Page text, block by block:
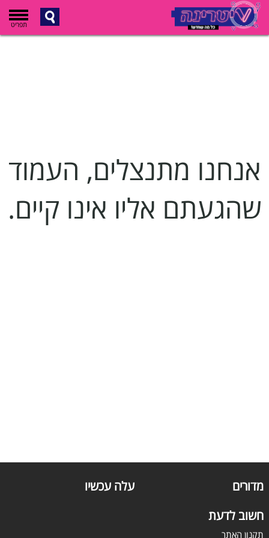
תפריט
אנחנו מתנצלים, העמוד
שהגעתם אליו אינו קיים.
מדורים
עלה עכשיו
חשוב לדעת
תקנון האתר